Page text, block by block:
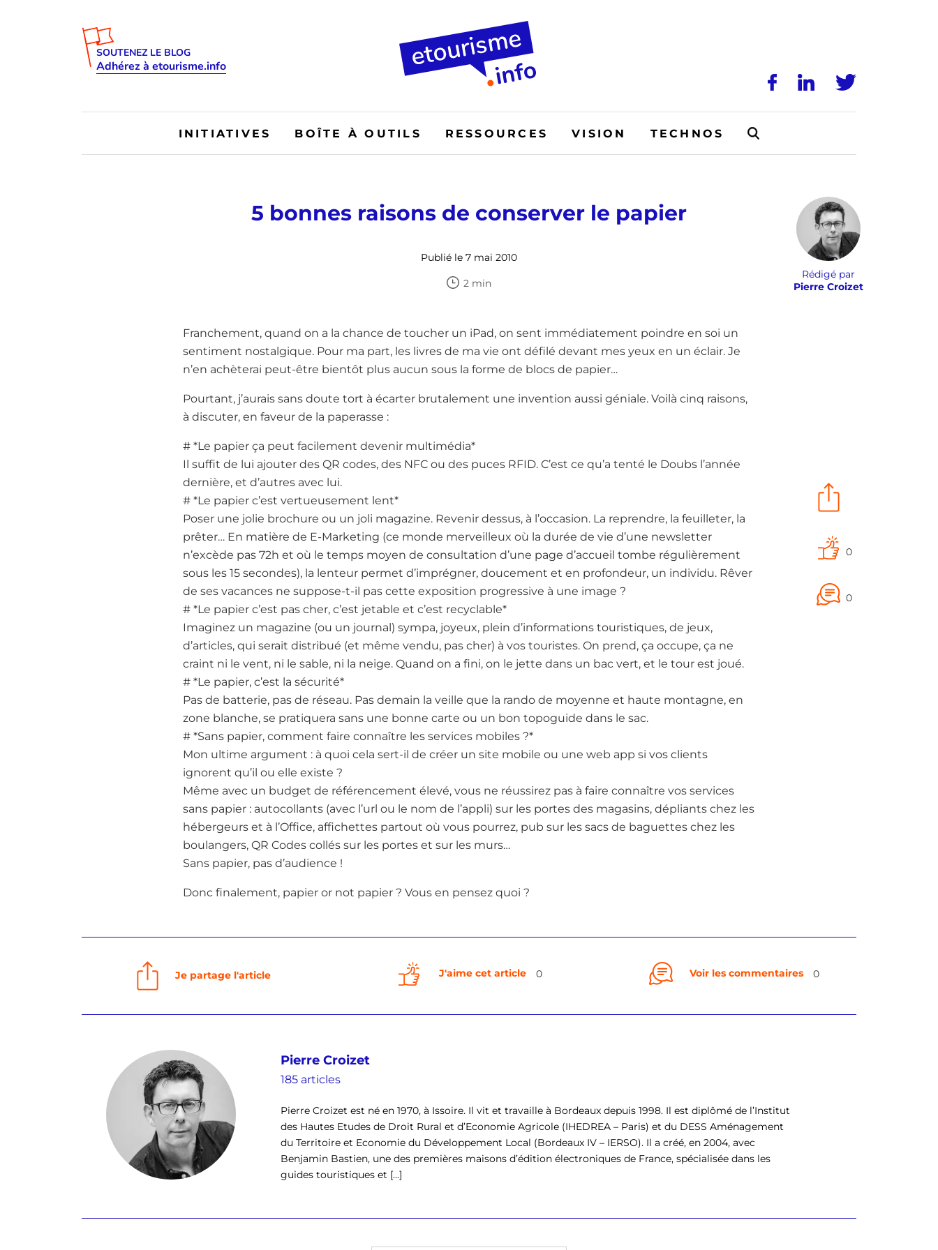
SOUTENEZ LE BLOG
Adhérez à etourisme.info
INITIATIVES BOÎTE À OUTILS RESSOURCES VISION TECHNOS
5 bonnes raisons de conserver le papier
Publié le 7 mai 2010
2 min
Rédigé par
Pierre Croizet
0
0
Franchement, quand on a la chance de toucher un iPad, on sent immédiatement poindre en soi un
sentiment nostalgique. Pour ma part, les livres de ma vie ont défilé devant mes yeux en un éclair. Je
n’en achèterai peut-être bientôt plus aucun sous la forme de blocs de papier…
Pourtant, j’aurais sans doute tort à écarter brutalement une invention aussi géniale. Voilà cinq raisons,
à discuter, en faveur de la paperasse :
# *Le papier ça peut facilement devenir multimédia*
Il suffit de lui ajouter des QR codes, des NFC ou des puces RFID. C’est ce qu’a tenté le Doubs l’année
dernière, et d’autres avec lui.
# *Le papier c’est vertueusement lent*
Poser une jolie brochure ou un joli magazine. Revenir dessus, à l’occasion. La reprendre, la feuilleter, la
prêter… En matière de E-Marketing (ce monde merveilleux où la durée de vie d’une newsletter
n’excède pas 72h et où le temps moyen de consultation d’une page d’accueil tombe régulièrement
sous les 15 secondes), la lenteur permet d’imprégner, doucement et en profondeur, un individu. Rêver
de ses vacances ne suppose-t-il pas cette exposition progressive à une image ?
# *Le papier c’est pas cher, c’est jetable et c’est recyclable*
Imaginez un magazine (ou un journal) sympa, joyeux, plein d’informations touristiques, de jeux,
d’articles, qui serait distribué (et même vendu, pas cher) à vos touristes. On prend, ça occupe, ça ne
craint ni le vent, ni le sable, ni la neige. Quand on a fini, on le jette dans un bac vert, et le tour est joué.
# *Le papier, c’est la sécurité*
Pas de batterie, pas de réseau. Pas demain la veille que la rando de moyenne et haute montagne, en
zone blanche, se pratiquera sans une bonne carte ou un bon topoguide dans le sac.
# *Sans papier, comment faire connaître les services mobiles ?*
Mon ultime argument : à quoi cela sert-il de créer un site mobile ou une web app si vos clients
ignorent qu’il ou elle existe ?
Même avec un budget de référencement élevé, vous ne réussirez pas à faire connaître vos services
sans papier : autocollants (avec l’url ou le nom de l’appli) sur les portes des magasins, dépliants chez les
hébergeurs et à l’Office, affichettes partout où vous pourrez, pub sur les sacs de baguettes chez les
boulangers, QR Codes collés sur les portes et sur les murs…
Sans papier, pas d’audience !
Donc finalement, papier or not papier ? Vous en pensez quoi ?
Je partage l'article J'aime cet article 0 Voir les commentaires 0
Pierre Croizet
185 articles
Pierre Croizet est né en 1970, à Issoire. Il vit et travaille à Bordeaux depuis 1998. Il est diplômé de l’Institut
des Hautes Etudes de Droit Rural et d’Economie Agricole (IHEDREA – Paris) et du DESS Aménagement
du Territoire et Economie du Développement Local (Bordeaux IV – IERSO). Il a créé, en 2004, avec
Benjamin Bastien, une des premières maisons d’édition électroniques de France, spécialisée dans les
guides touristiques et [...]